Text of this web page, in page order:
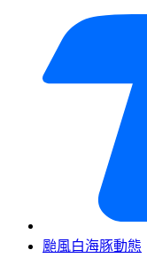
颱風白海豚動態